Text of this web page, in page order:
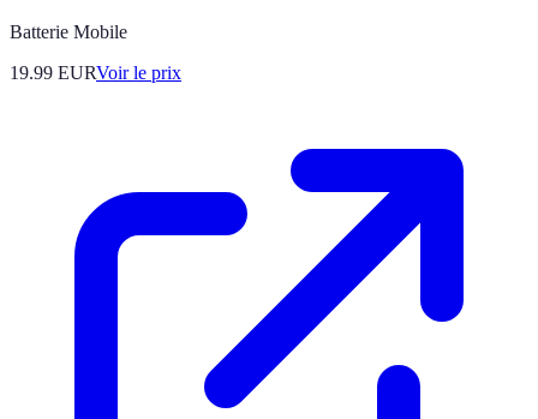
Batterie Mobile
19.99 EURVoir le prix